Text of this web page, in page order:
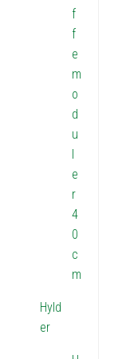
f
f
e
m
o
d
u
l
e
r
4
0
c
m
Hyld
er